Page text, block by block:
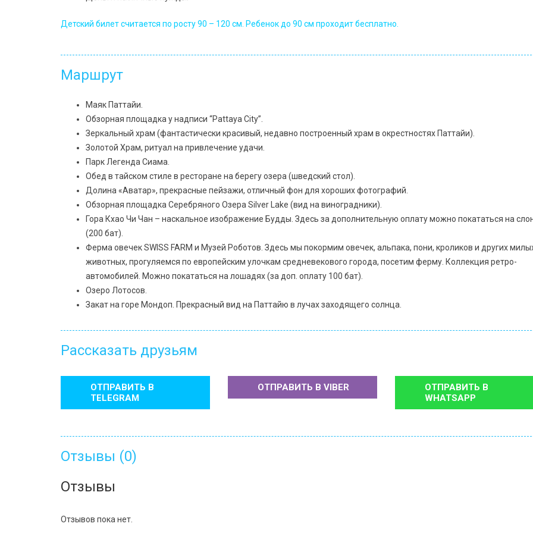
Детский билет считается по росту 90 – 120 см. Ребенок до 90 см проходит бесплатно.
Маршрут
Маяк Паттайи.
Обзорная площадка у надписи “Pattaya City”.
Зеркальный храм (фантастически красивый, недавно построенный храм в окрестностях Паттайи).
Золотой Храм, ритуал на привлечение удачи.
Парк Легенда Сиама.
Обед в тайском стиле в ресторане на берегу озера (шведский стол).
Долина «Аватар», прекрасные пейзажи, отличный фон для хороших фотографий.
Обзорная площадка Серебряного Озера Silver Lake (вид на виноградники).
Гора Кхао Чи Чан – наскальное изображение Будды. Здесь за дополнительную оплату можно покататься на
(200 бат).
Ферма овечек SWISS FARM и Музей Роботов. Здесь мы покормим овечек, альпака, пони, кроликов и других
животных, прогуляемся по европейским улочкам средневекового города, посетим ферму. Коллекция ретро-
автомобилей. Можно покататься на лошадях (за доп. оплату 100 бат).
Озеро Лотосов.
Закат на горе Мондоп. Прекрасный вид на Паттайю в лучах заходящего солнца.
Рассказать друзьям
ОТПРАВИТЬ В
TELEGRAM
ОТПРАВИТЬ В VIBER
ОТПРАВИТЬ В
WHATSAPP
Отзывы (0)
Отзывы
Отзывов пока нет.